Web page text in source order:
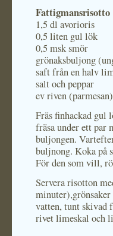
Fattigmansrisotto
1,5 dl avorioris
0,5 liten gul lök
0,5 msk smör
grönaksbuljong
saft från en halv
salt och peppar
ev riven
Fräs finhackad
fräsa under ett par
buljongen.
buljnong. Koka på
För den som vill,
Servera risotton
vatten, tunt skivad
rivet limeskal och